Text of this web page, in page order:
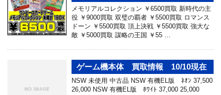
メモリアルコレクション ￥6500買取 新時代の主
役 ￥9000買取 双璧の覇者 ￥5500買取 ロマンス
ドーン ￥5500買取 頂上決戦 ￥5500買取 強大な
敵 ￥5000買取 謀略の王国 ￥55 …
ゲーム機本体 買取情報 10/10現在
NSW 未使用 中古品 NSW 有機EL版 ﾈｵﾝ 37,500
26,000 NSW 有機EL版 ﾎﾜｲﾄ 37,000 25,000